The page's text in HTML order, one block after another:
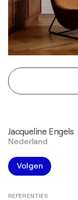
Jacqueline Engels
Nederland
Volgen
REFERENTIES